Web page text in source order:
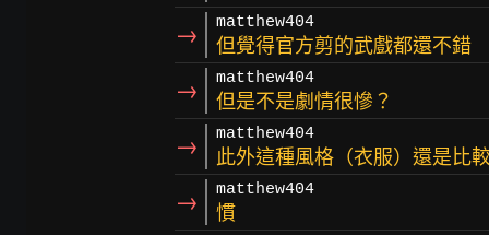
→ matthew404
但覺得官方剪的武戲都還不錯
→ matthew404
但是不是劇情很慘？
→ matthew404
此外這種風格（衣服）還是比
→ matthew404
慣